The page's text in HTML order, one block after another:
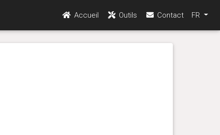
Accueil Outils Contact FR